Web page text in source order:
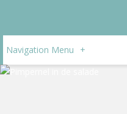
Navigation Menu +